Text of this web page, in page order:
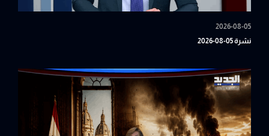
2026-08-05
نشرة 05-08-2026